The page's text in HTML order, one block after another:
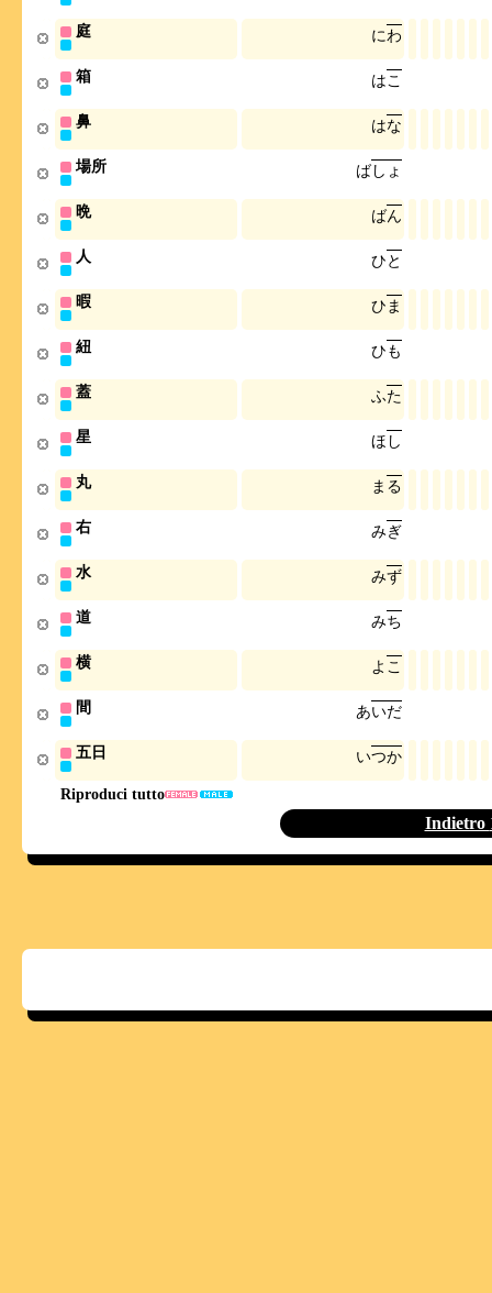
Riproduci tutto
庭 にわ
箱 はこ
鼻 はな
場所 ばし ょ
晩 ばん
人 ひと
暇 ひ ま
紐 ひも
蓋 ふた
星 ほ し
丸 ま る
右 みぎ
水 みず
道 みち
横 よ こ
間 あいだ
五日 いつか
Indietro